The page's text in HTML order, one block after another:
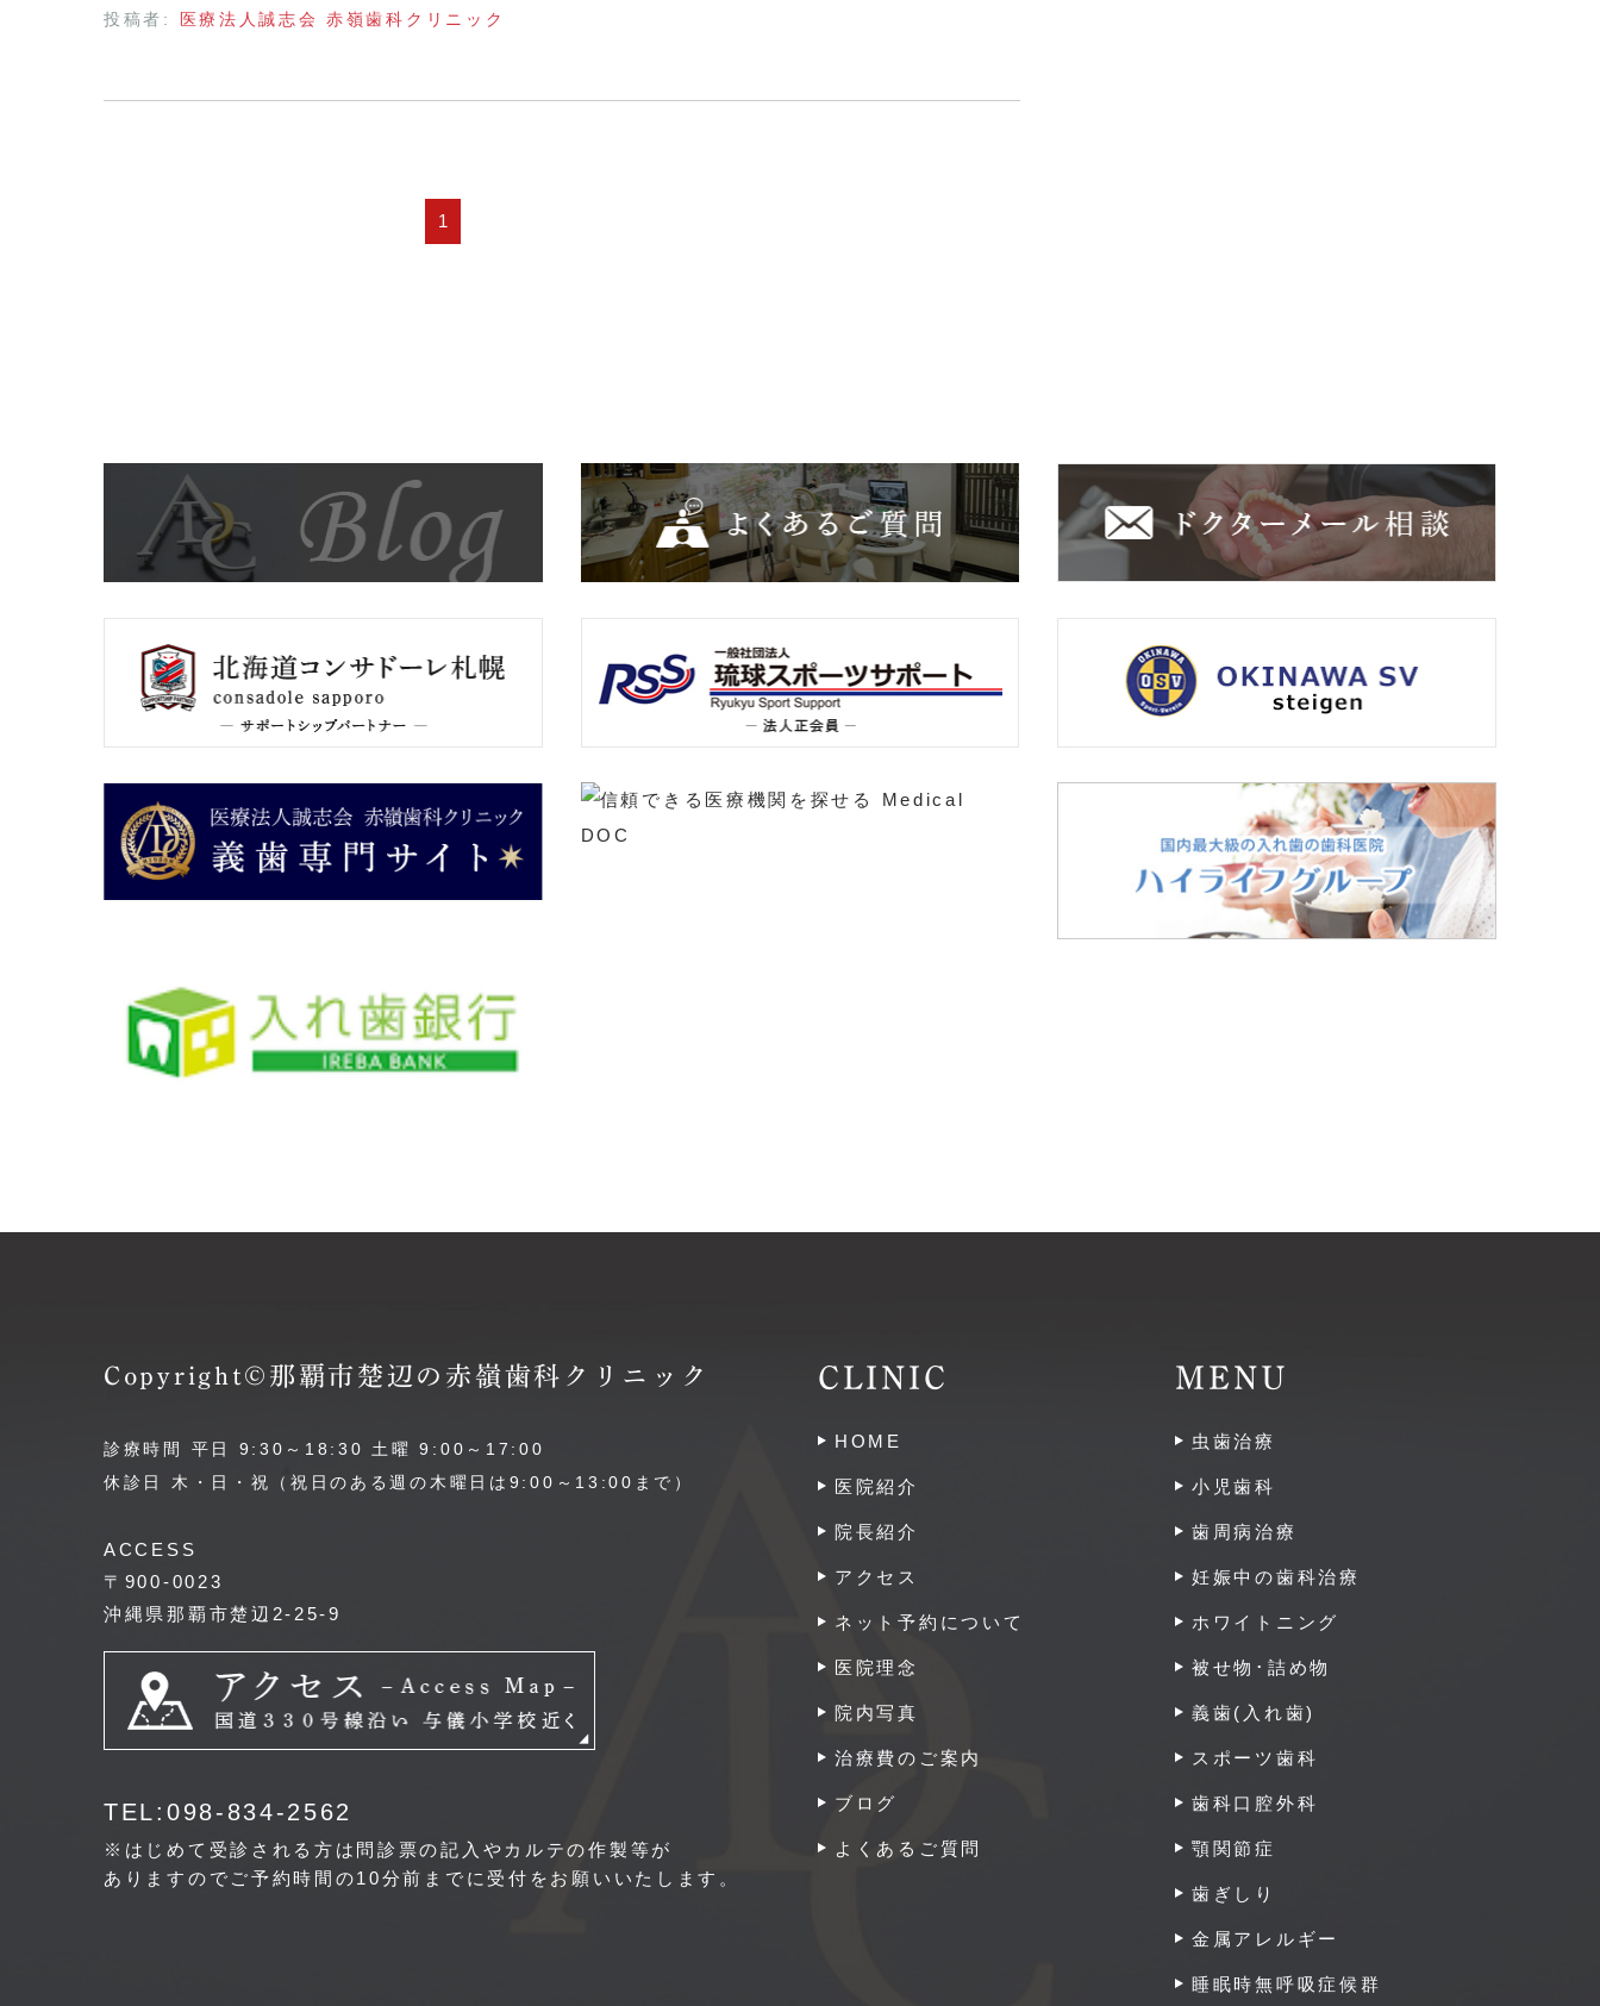
投稿者: 医療法人誠志会 赤嶺歯科クリニック
1
Copyright©那覇市楚辺の赤嶺歯科クリニック
診療時間 平日 9:30～18:30 土曜 9:00～17:00
休診日 木・日・祝（祝日のある週の木曜日は9:00～13:00まで）
ACCESS
〒900-0023
沖縄県那覇市楚辺2-25-9
TEL:098-834-2562
※はじめて受診される方は問診票の記入やカルテの作製等が
ありますのでご予約時間の10分前までに受付をお願いいたします。
CLINIC
HOME
医院紹介
院長紹介
アクセス
ネット予約について
医院理念
院内写真
治療費のご案内
ブログ
よくあるご質問
MENU
虫歯治療
小児歯科
歯周病治療
妊娠中の歯科治療
ホワイトニング
被せ物･詰め物
義歯(入れ歯)
スポーツ歯科
歯科口腔外科
顎関節症
歯ぎしり
金属アレルギー
睡眠時無呼吸症候群